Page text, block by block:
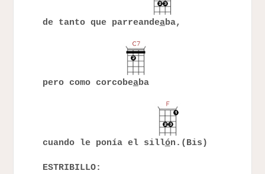
de tanto que parreandeaba,
pero como corcobeaba
cuando le ponía el sillón.(Bis)
ESTRIBILLO: